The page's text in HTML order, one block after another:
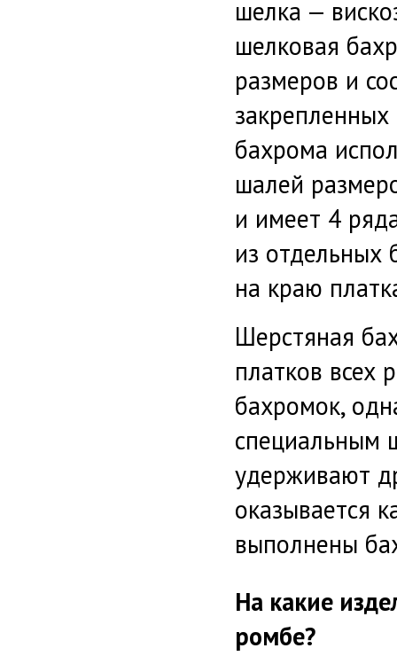
шелка —
шелковая
размеров и
бахрома
шалей
и имеет 4
из отдельных
на краю
Шерстяная
платков всех
бахромок,
специальным
удерживают
оказывается
выполнены
На какие
ромбе?